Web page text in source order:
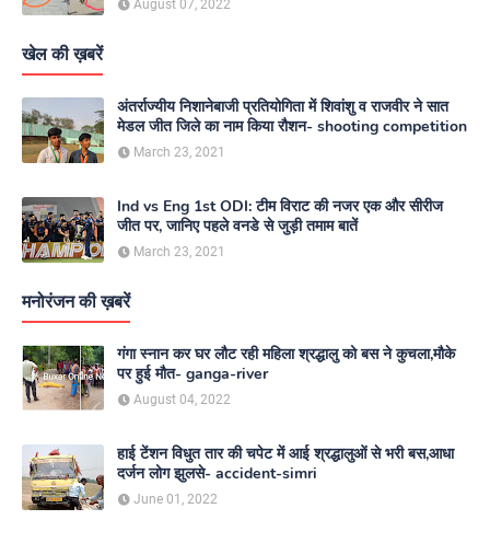
August 07, 2022
खेल की ख़बरें
अंतर्राज्यीय निशानेबाजी प्रतियोगिता में शिवांशु व राजवीर ने सात
मेडल जीत जिले का नाम किया रौशन- shooting competition
March 23, 2021
Ind vs Eng 1st ODI: टीम विराट की नजर एक और सीरीज
जीत पर, जानिए पहले वनडे से जुड़ी तमाम बातें
March 23, 2021
मनोरंजन की ख़बरें
गंगा स्नान कर घर लौट रही महिला श्रद्धालु को बस ने कुचला,मौके
पर हुई मौत- ganga-river
August 04, 2022
हाई टेंशन विधुत तार की चपेट में आई श्रद्धालुओं से भरी बस,आधा
दर्जन लोग झुलसे- accident-simri
June 01, 2022